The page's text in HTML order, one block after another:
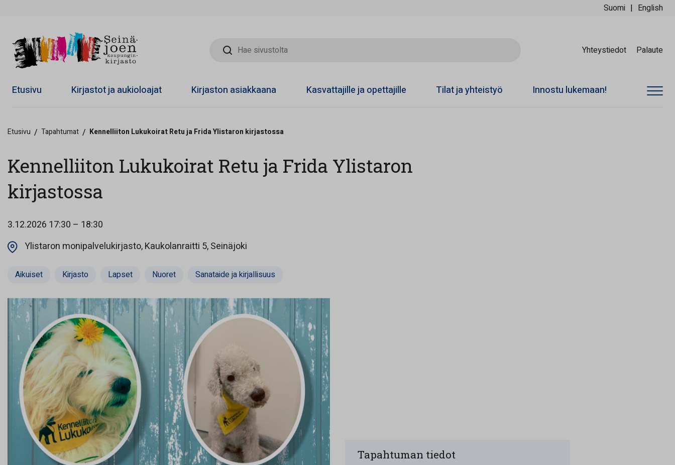
Suomi English
Hae sivustolta
Yhteystiedot Palaute
Etusivu Kirjastot ja aukioloajat Kirjaston asiakkaana Kasvattajille ja opettajille Tilat ja yhteistyö Innostu lukemaan!
Etusivu / Tapahtumat / Kennelliiton Lukukoirat Retu ja Frida Ylistaron kirjastossa
Kennelliiton Lukukoirat Retu ja Frida Ylistaron
kirjastossa
3.12.2026 17:30 – 18:30
Ylistaron monipalvelukirjasto, Kaukolanraitti 5, Seinäjoki
Aikuiset Kirjasto Lapset Nuoret Sanataide ja kirjallisuus
Tapahtuman tiedot